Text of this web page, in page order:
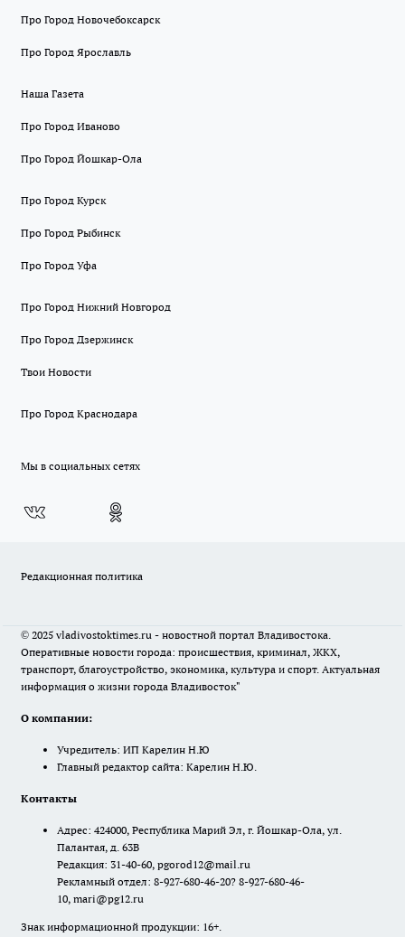
Про Город Новочебоксарск
Про Город Ярославль
Наша Газета
Про Город Иваново
Про Город Йошкар-Ола
Про Город Курск
Про Город Рыбинск
Про Город Уфа
Про Город Нижний Новгород
Про Город Дзержинск
Твои Новости
Про Город Краснодара
Мы в социальных сетях
Редакционная политика
© 2025 vladivostoktimes.ru - новостной портал Владивостока.
Оперативные новости города: происшествия, криминал, ЖКХ,
транспорт, благоустройство, экономика, культура и спорт. Актуальная
информация о жизни города Владивосток"
О компании:
Учредитель: ИП Карелин Н.Ю
Главный редактор сайта: Карелин Н.Ю.
Контакты
Адрес: 424000, Республика Марий Эл, г. Йошкар-Ола, ул.
Палантая, д. 63В
Редакция: 31-40-60, pgorod12@mail.ru
Рекламный отдел: 8-927-680-46-20? 8-927-680-46-
10, mari@pg12.ru
Знак информационной продукции: 16+.